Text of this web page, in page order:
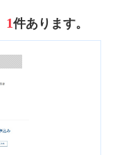
1件あります。